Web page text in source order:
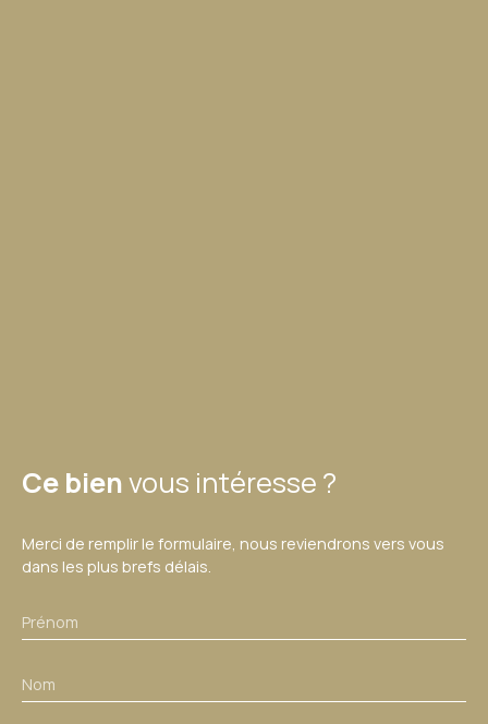
Ce bienvous intéresse ?
Merci de remplir le formulaire, nous reviendrons vers vous
dans les plus brefs délais.
Prénom
Nom